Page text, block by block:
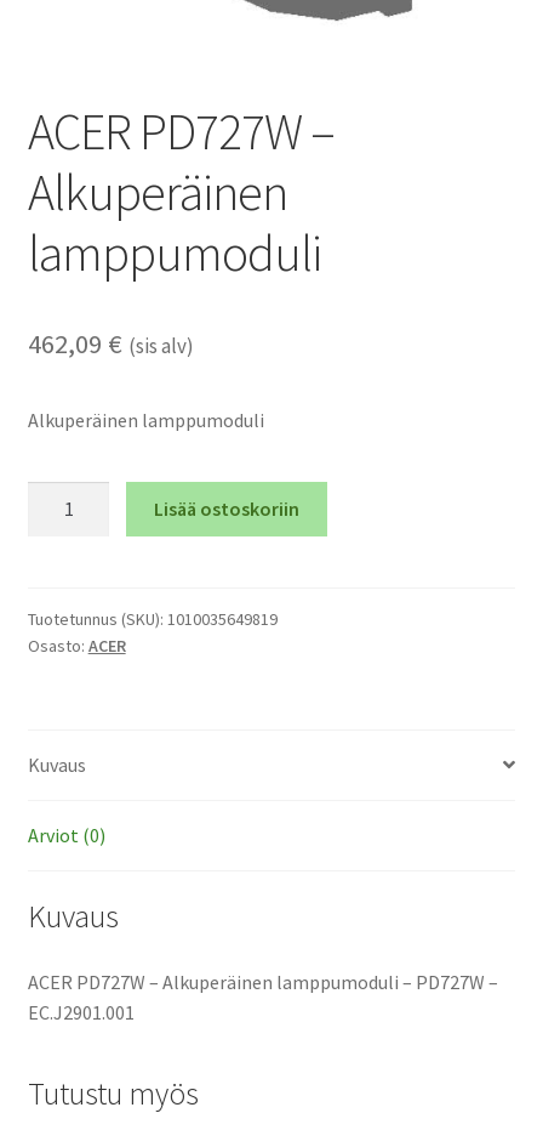
ACER PD727W –
Alkuperäinen
lamppumoduli
462,09 € (sis alv)
Alkuperäinen lamppumoduli
lamppumoduli
määrä
Lisää ostoskoriin
Tuotetunnus (SKU): 1010035649819
Osasto: ACER
Kuvaus
Arviot (0)
Kuvaus
ACER PD727W – Alkuperäinen lamppumoduli – PD727W –
EC.J2901.001
Tutustu myös